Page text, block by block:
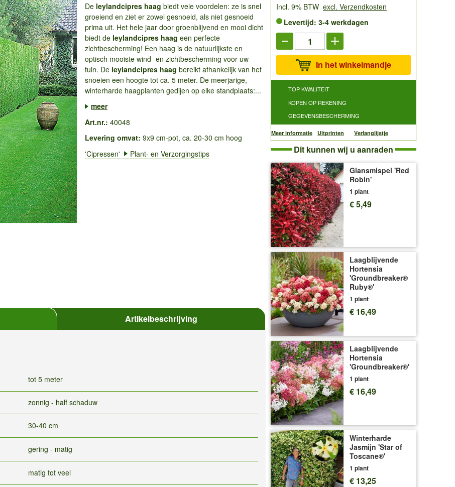
De leylandcipres haag biedt vele voordelen: ze is snel
groeiend en ziet er zowel gesnoeid, als niet gesnoeid
prima uit. Het hele jaar door groenblijvend en mooi dicht
biedt de leylandcipres haag een perfecte
zichtbescherming! Een haag is de natuurlijkste en
optisch mooiste wind- en zichtbescherming voor uw
tuin. De leylandcipres haag bereikt afhankelijk van het
snoeien een hoogte tot ca. 5 meter. De meerjarige,
winterharde haagplanten gedijen op elke standplaats:...
meer
Art.nr.: 40048
Levering omvat: 9x9 cm-pot, ca. 20-30 cm hoog
'Cipressen'
Plant- en Verzorgingstips
Artikelbeschrijving
tot 5 meter
zonnig - half schaduw
30-40 cm
gering - matig
matig tot veel
Incl. 9% BTW excl. Verzendkosten
Levertijd: 3-4 werkdagen
In het winkelmandje
TOP KWALITEIT
KOPEN OP REKENING
GEGEVENSBESCHERMING
Meer informatie Uitprinten Verlanglijstje
Dit kunnen wij u aanraden
Glansmispel 'Red
Robin'
1 plant
€ 5,49
Laagblijvende
Hortensia
'Groundbreaker®
Ruby®'
1 plant
€ 16,49
Laagblijvende
Hortensia
'Groundbreaker®'
1 plant
€ 16,49
Winterharde
Jasmijn 'Star of
Toscane®'
1 plant
€ 13,25